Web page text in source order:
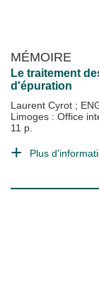
MÉMOIRE
Le traitement
d'épuration
Laurent Cyrot ;
Limoges : Office
11 p.
Plus